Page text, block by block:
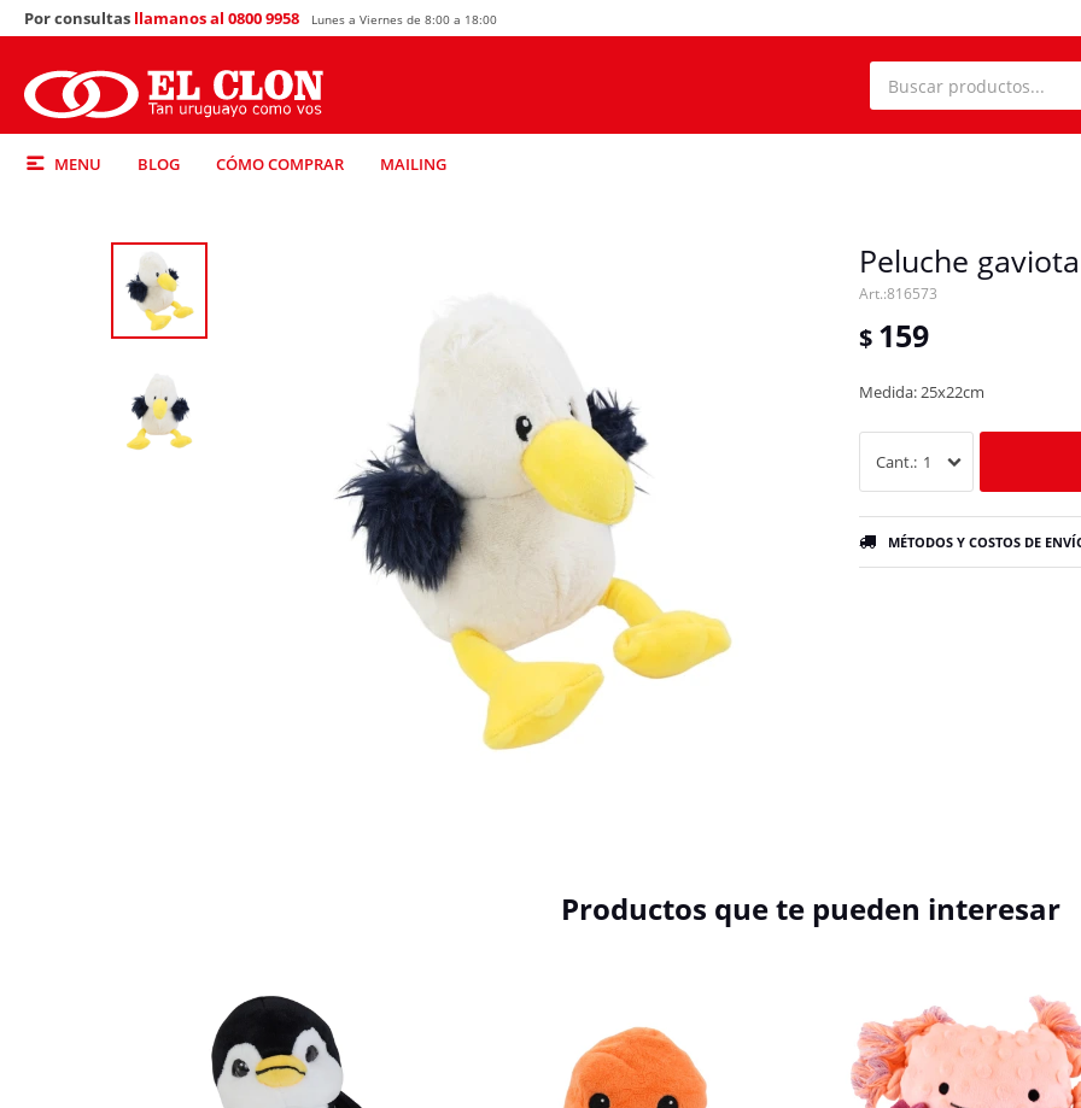
MENU BLOG CÓMO COMPRAR MAILING
Por consultas llamanos al 0800 9958 Lunes a Viernes de 8:00 a 18:00
Peluche gaviota
816573
$ 159
Medida: 25x22cm
1
MÉTODOS Y COSTOS DE
Productos que te pueden interesar